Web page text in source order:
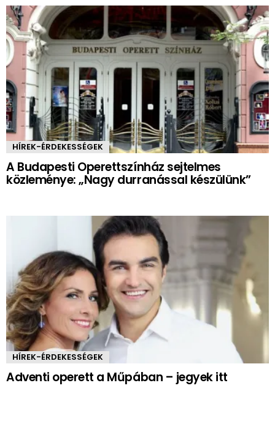
HÍREK-ÉRDEKESSÉGEK
A Budapesti Operettszínház sejtelmes
közleménye: „Nagy durranással készülünk”
HÍREK-ÉRDEKESSÉGEK
Adventi operett a Műpában – jegyek itt